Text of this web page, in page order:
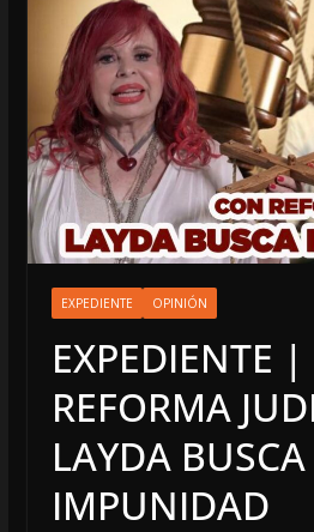
EXPEDIENTE OPINIÓN
EXPEDIENTE
REFORMA
LAYDA BUSCA
IMPUNIDAD